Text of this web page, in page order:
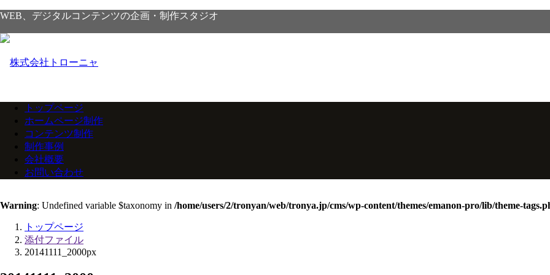
WEB、デジタルコンテンツの企画・制作スタジオ
トップページ
ホームページ制作
コンテンツ制作
制作事例
会社概要
お問い合わせ
Warning: Undefined variable $taxonomy in /home/users/2/tronyan/web/tronya.jp/cms/wp-content/themes/emanon-pro/lib/theme-
トップページ
添付ファイル
20141111_2000px